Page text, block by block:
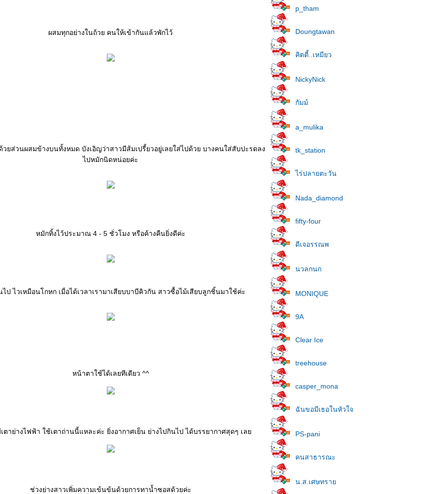
ผสมทุกอย่างในถ้วย คนให้เข้ากันแล้วพักไว้
วยส่วนผสมข้างบนทั้งหมด บังเอิญว่าสาวมีส้มเปรี้ยวอยู่เลยใส่ไปด้วย บางคนใส่สับปะรดลง
ไปหมักนิดหน่อยค่ะ
หมักทิ้งไว้ประมาณ 4 - 5 ชั่วโมง หรือค้างคืนยิ่งดีค่ะ
ไป ไวเหมือนโกหก เมื่อได้เวลาเรามาเสียบบาบีคิวกัน สาวซื้อไม้เสียบลูกชิ้นมาใช้ค่ะ
หน้าตาใช้ได้เลยทีเดียว ^^
เตาย่างไฟฟ้า ใช้เตาถ่านนี้แหละค่ะ ยิ่งอากาศเย็น ย่างไปกินไป ได้บรรยากาศสุดๆ เล
ช่วงย่างสาวเพิ่มความเข้นข้นด้วยการทาน้ำซอสด้วยค่ะ
p_tham
Doungtawan
คิตตี้..เหมียว
NickyNick
กัมม์
a_mulika
tk_station
ไร่ปลายตะวัน
Nada_diamond
fifty-four
ดีเจอรรณพ
นวลกนก
MONIQUE
9A
Clear Ice
treehouse
casper_mona
ฉันขอมีเธอในหัวใจ
PS-pani
คนสาธารณะ
น.ส.เศษทรา